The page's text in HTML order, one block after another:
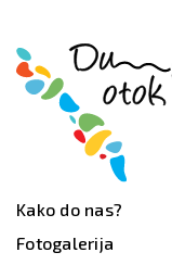
Kako do nas?
Fotogalerija